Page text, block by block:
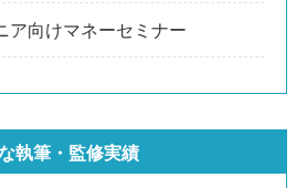
ア向けマネーセミナー
執筆・監修実績